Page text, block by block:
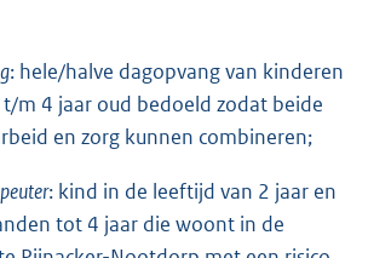
: hele/halve dagopvang van kinderen
t/m 4 jaar oud bedoeld zodat beide
en zorg kunnen combineren;
: kind in de leeftijd van 2 jaar en
tot 4 jaar die woont in de